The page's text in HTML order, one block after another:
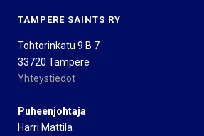
TAMPERE SAINTS RY
Tohtorinkatu 9 B 7
33720 Tampere
Yhteystiedot
Puheenjohtaja
Harri Mattila